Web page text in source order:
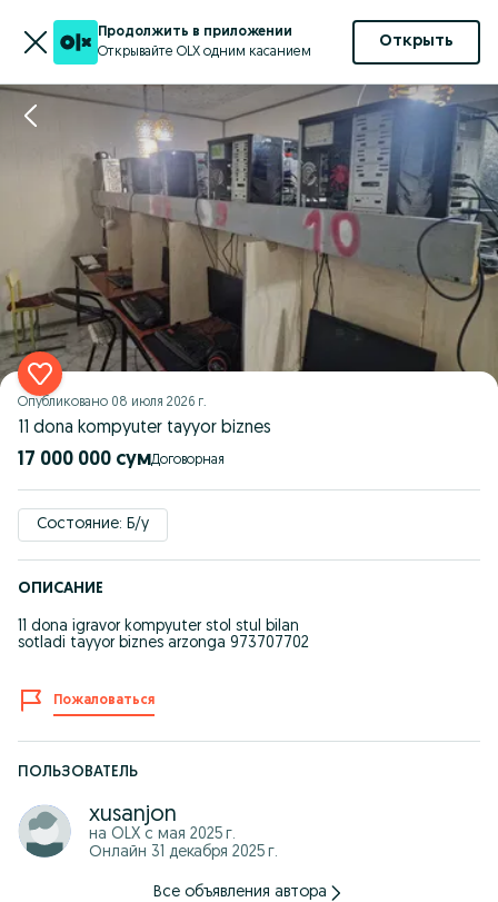
Продолжить в приложении
Открывайте OLX одним касанием
Открыть
Опубликовано 08 июля 2026 г.
11 dona kompyuter tayyor biznes
17 000 000 сум Договорная
Состояние: Б/у
ОПИСАНИЕ
11 dona igravor kompyuter stol stul bilan
sotladi tayyor biznes arzonga 973707702
Пожаловаться
ПОЛЬЗОВАТЕЛЬ
xusanjon
на OLX с мая 2025 г.
Онлайн 31 декабря 2025 г.
Все объявления автора